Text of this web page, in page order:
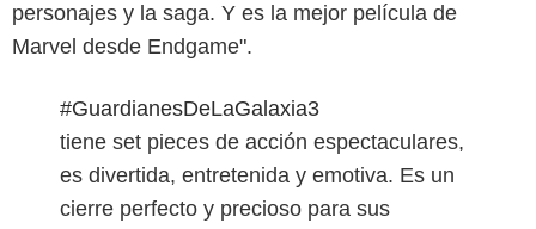
personajes y la saga. Y es la mejor película de
Marvel desde Endgame".
#GuardianesDeLaGalaxia3
tiene set pieces de acción espectaculares,
es divertida, entretenida y emotiva. Es un
cierre perfecto y precioso para sus